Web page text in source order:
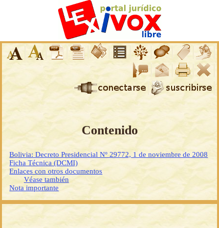
Contenido
Bolivia: Decreto Presidencial Nº 29772, 1 de noviembre de 2008
Ficha Técnica (DCMI)
Enlaces con otros documentos
Véase también
Nota importante